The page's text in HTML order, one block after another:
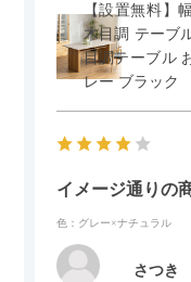
【設置無料】
木目調 テーブ
目調テーブル
レー ブラック
イメージ通りの
色：グレー×ナチュラル
さつき